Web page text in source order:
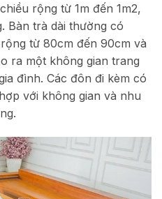
rộng từ 1m đến 1m2,
Bàn trà dài thường có
từ 80cm đến 90cm và
ra một không gian trang
đình. Các đôn đi kèm có
với không gian và nhu